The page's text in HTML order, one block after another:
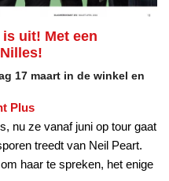
uit! Met een
17 maart in de winkel en
Plus
nu ze vanaf juni op tour gaat
treedt van Neil Peart.
haar te spreken, het enige